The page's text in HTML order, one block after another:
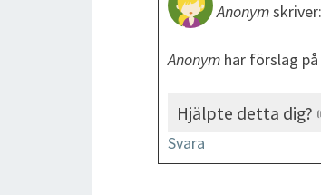
Anonymskriver:
Anonym har förslag
Hjälpte detta dig?
Svara